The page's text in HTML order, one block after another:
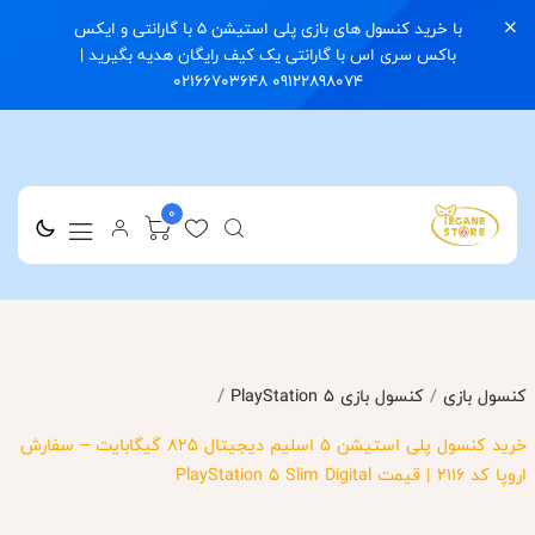
با خرید کنسول های بازی پلی استیشن 5 با گارانتی و ایکس
باکس سری اس با گارانتی یک کیف رایگان هدیه بگیرید |
09122898074 02166703648
0
کنسول بازی / کنسول بازی PlayStation 5 /
خرید کنسول پلی استیشن 5 اسلیم دیجیتال 825 گیگابایت – سفارش
اروپا کد 2116 | قیمت PlayStation 5 Slim Digital